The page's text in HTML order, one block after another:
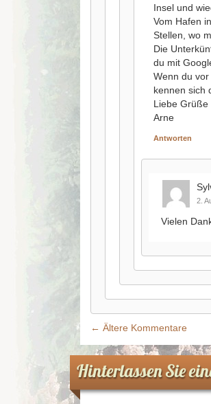
Insel und
Vom Hafen
Stellen, wo
Die
du mit
Wenn du
kennen sich
Liebe
Arne
Antworten
2.
Vielen
Kommentar-navigation
← Ältere Kommentare
Hinterlassen Sie